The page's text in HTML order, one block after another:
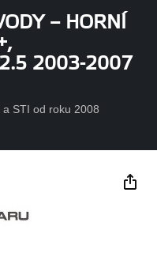
– HORNÍ
2.5 2003-2007
STI od roku 2008